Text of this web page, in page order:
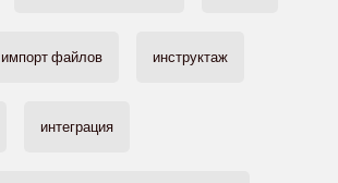
импорт файлов инструктаж
интеграция